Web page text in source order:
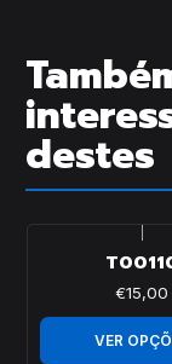
destes
€15,00
VER